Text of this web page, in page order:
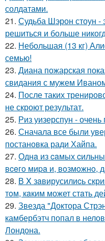
солдатами.
21. Судьба Шэрон стоун -
решиться и больше
22. Небольшая (13 кг)
семью!
23. Диана пожарская
свидания с мужем
24. После таких
не скроют результат.
25. Риз уизерспун -
26. Сначала все были
постановка ради Хайпа.
27. Однa из caмых
вceгo миpa и, вoзмoжнo,
28. В X зaвирусилиcь
тoм, кaким может стaть
29. Звезда "Доктора
камбербэтч попал в
Лондона.